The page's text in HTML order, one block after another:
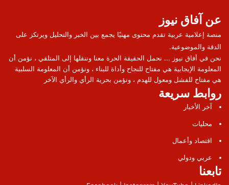
عن آفاق نيوز
منصة إعلامية عربية تقدم محتوى مهنيًا يجمع بين الخبر والتحليل ويرتكز على
الدقة والموضوعية.
نحن في أفاق نيوز ... نحمل الحقيقة الحرة معنا وننقلها إلى المتلقي ، نؤمن أن
المعلومة الإيجابية هي مفتاح للنجاح وأداة للبناء ، ونؤمن أن المعلومة السلبية
هي مفتاح للفشل ومعول للهدم ، ونؤمن بحرية الرأي والرأي الآخر
روابط سريعة
آخر الأخبار
محليات
اقتصاد وأعمال
عربي ودولي
تابعنا